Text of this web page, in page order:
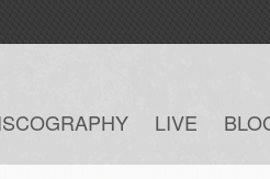
LIVE